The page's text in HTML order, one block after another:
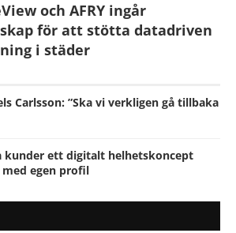
och AFRY ingår
för att stötta datadriven
i städer
Carlsson: ”Ska vi verkligen gå tillbaka
kunder ett digitalt helhetskoncept
egen profil